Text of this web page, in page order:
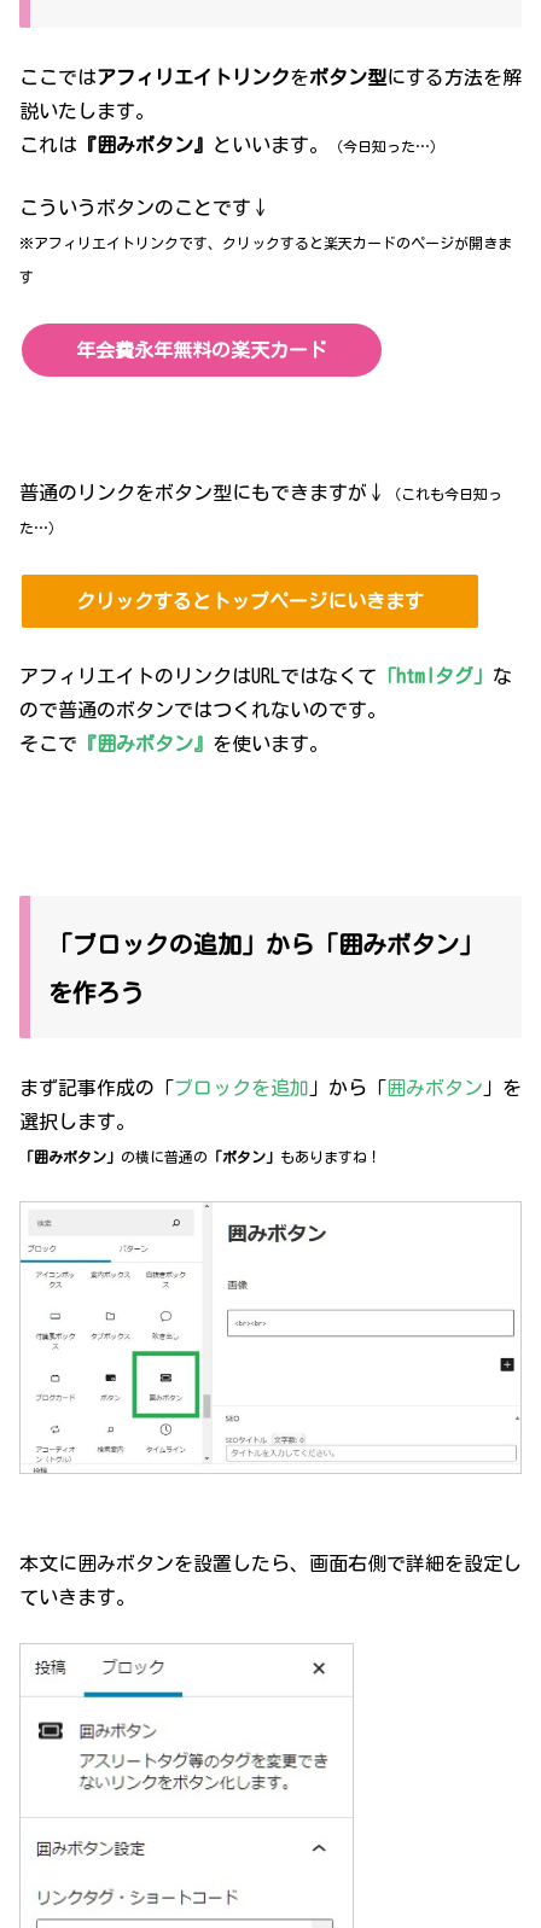
ここではアフィリエイトリンクをボタン型にする方法を解
説いたします。
これは 『囲みボタン』 といいます。 （今日知った…）
こういうボタンのことです↓
※アフィリエイトリンクです、クリックすると楽天カードのページが開きま
す
年会費永年無料の楽天カード
普通のリンクをボタン型にもできますが↓ （これも今日知っ
た…）
クリックするとトップページにいきます
アフィリエイトのリンクはURLではなくて 「htmlタグ」 な
ので普通のボタンではつくれないのです。
そこで 『囲みボタン』 を使います。
「ブロックの追加」から「囲みボタン」
を作ろう
まず記事作成の「ブロックを追加 」から「 囲みボタン 」を
選択します。
「囲みボタン」 の横に普通の 「ボタン」 もありますね！
本文に囲みボタンを設置したら、画面右側で詳細を設定し
ていきます。